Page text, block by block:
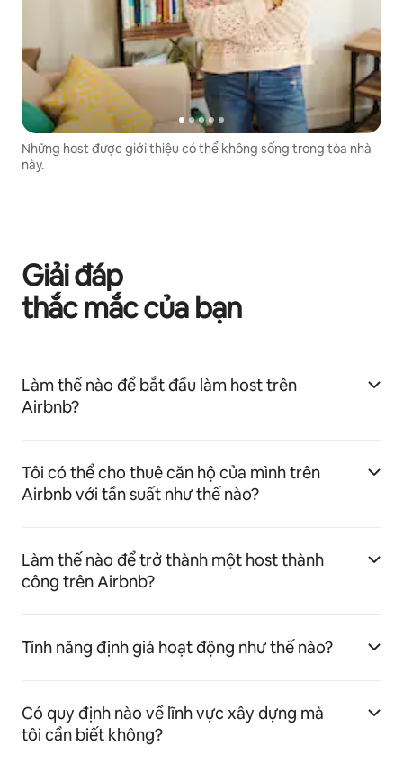
Những host được giới thiệu có thể không sống trong tòa nhà
này.
Giải đáp
thắc mắc của bạn
Làm thế nào để bắt đầu làm host trên
Airbnb?
Tôi có thể cho thuê căn hộ của mình trên
Airbnb với tần suất như thế nào?
Làm thế nào để trở thành một host thành
công trên Airbnb?
Tính năng định giá hoạt động như thế nào?
Có quy định nào về lĩnh vực xây dựng mà
tôi cần biết không?